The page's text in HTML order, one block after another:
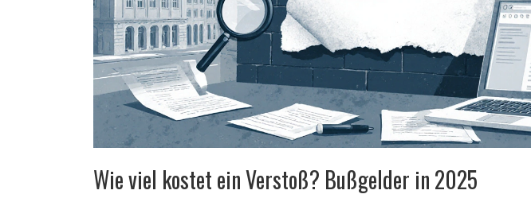
Wie viel kostet ein Verstoß? Bußgelder in 2025